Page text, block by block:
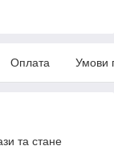
Оплата Умови
та стане